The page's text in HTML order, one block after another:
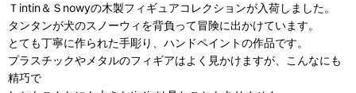
Ｔintin＆Ｓnowyの木製フィギュアコレクションが入荷しました。
タンタンが犬のスノーウィを背負って冒険に出かけています。
とても丁寧に作られた手彫り、ハンドペイントの作品です。
プラスチックやメタルのフィギアはよく見かけますが、こんなにも
精巧で